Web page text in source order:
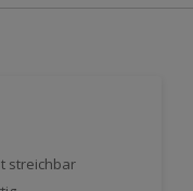
streichbar